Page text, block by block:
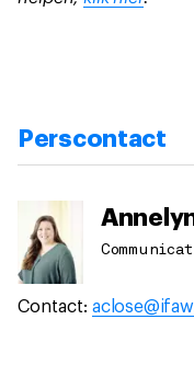
Perscontact
Contact: